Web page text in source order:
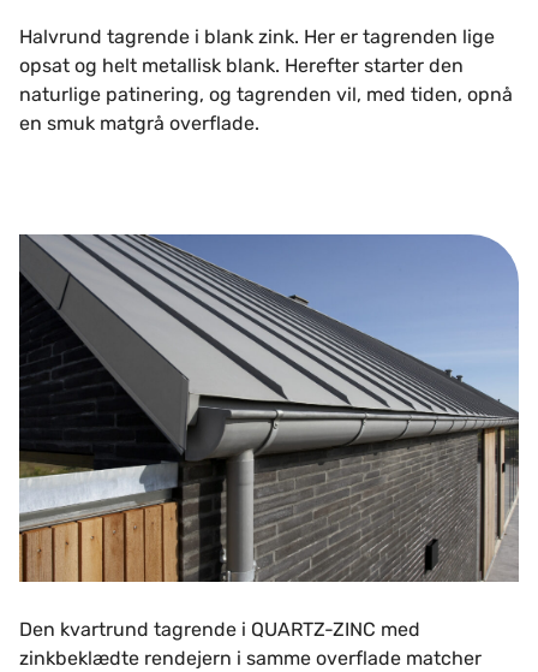
Halvrund tagrende i blank zink. Her er tagrenden lige
opsat og helt metallisk blank. Herefter starter den
naturlige patinering, og tagrenden vil, med tiden, opnå
en smuk matgrå overflade.
Den kvartrund tagrende i QUARTZ-ZINC med
zinkbeklædte rendejern i samme overflade matcher